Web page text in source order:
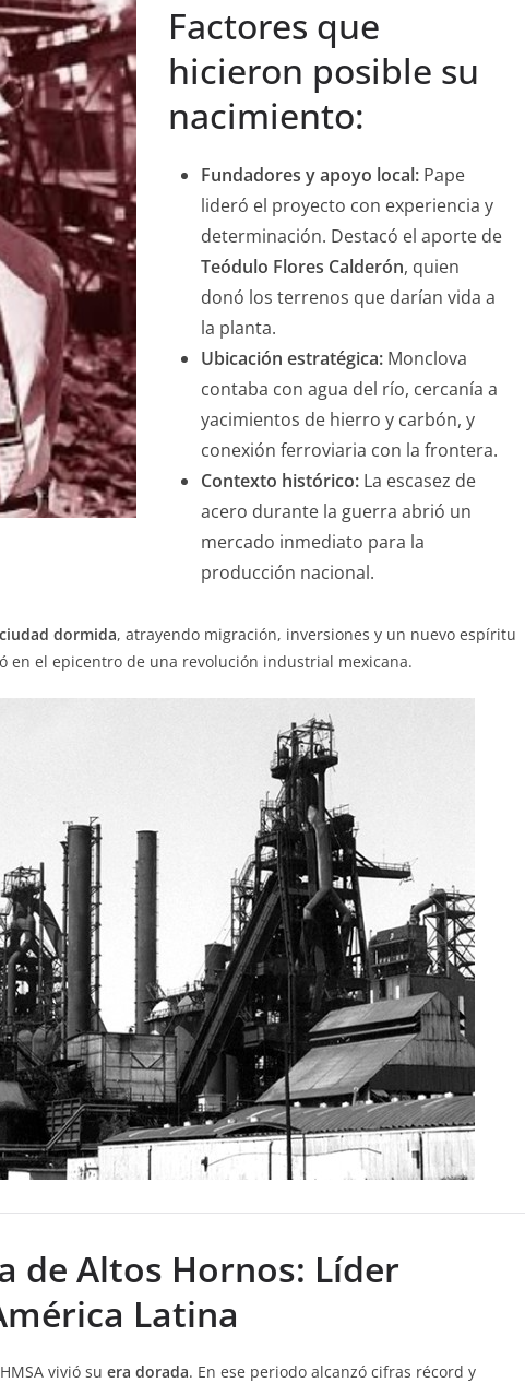
Factores que
hicieron posible su
nacimiento:
Fundadores y apoyo local:Pape
lideró el proyecto con experiencia y
determinación. Destacó el aporte de
Teódulo Flores Calderón, quien
donó los terrenos que darían vida a
la planta.
Ubicación estratégica:Monclova
contaba con agua del río, cercanía a
yacimientos de hierro y carbón, y
conexión ferroviaria con la frontera.
Contexto histórico:La escasez de
acero durante la guerra abrió un
mercado inmediato para la
producción nacional.
dormida, atrayendo migración, inversiones y un nuevo espíritu
en el epicentro de una revolución industrial mexicana.
de Altos Hornos: Líder
Latina
vivió su era dorada. En ese periodo alcanzó cifras récord y